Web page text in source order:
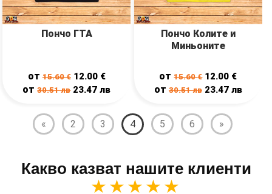
Пончо ГТА
от15.60€ 12.00 €
от30.51лв 23.47лв
Пончо Колите и
Миньоните
от15.60€ 12.00 €
от 30.51лв 23.47 лв
« 2 3 4 5 6 »
Какво казват нашите клиенти
★★★★★